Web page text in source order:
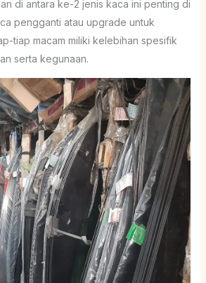
di antara ke-2 jenis kaca ini penting di
pengganti atau upgrade untuk
tiap macam miliki kelebihan spesifik
serta kegunaan.